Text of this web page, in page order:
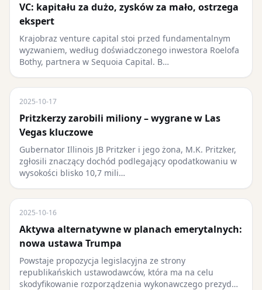
VC: kapitału za dużo, zysków za mało, ostrzega
ekspert
Krajobraz venture capital stoi przed fundamentalnym
wyzwaniem, według doświadczonego inwestora Roelofa
Bothy, partnera w Sequoia Capital. B…
2025-10-17
Pritzkerzy zarobili miliony – wygrane w Las
Vegas kluczowe
Gubernator Illinois JB Pritzker i jego żona, M.K. Pritzker,
zgłosili znaczący dochód podlegający opodatkowaniu w
wysokości blisko 10,7 mili…
2025-10-16
Aktywa alternatywne w planach emerytalnych:
nowa ustawa Trumpa
Powstaje propozycja legislacyjna ze strony
republikańskich ustawodawców, która ma na celu
skodyfikowanie rozporządzenia wykonawczego prezyd…